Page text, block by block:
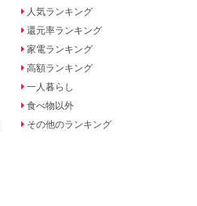
人気ランキング
還元率ランキング
家電ランキング
高額ランキング
一人暮らし
食べ物以外
その他のランキング